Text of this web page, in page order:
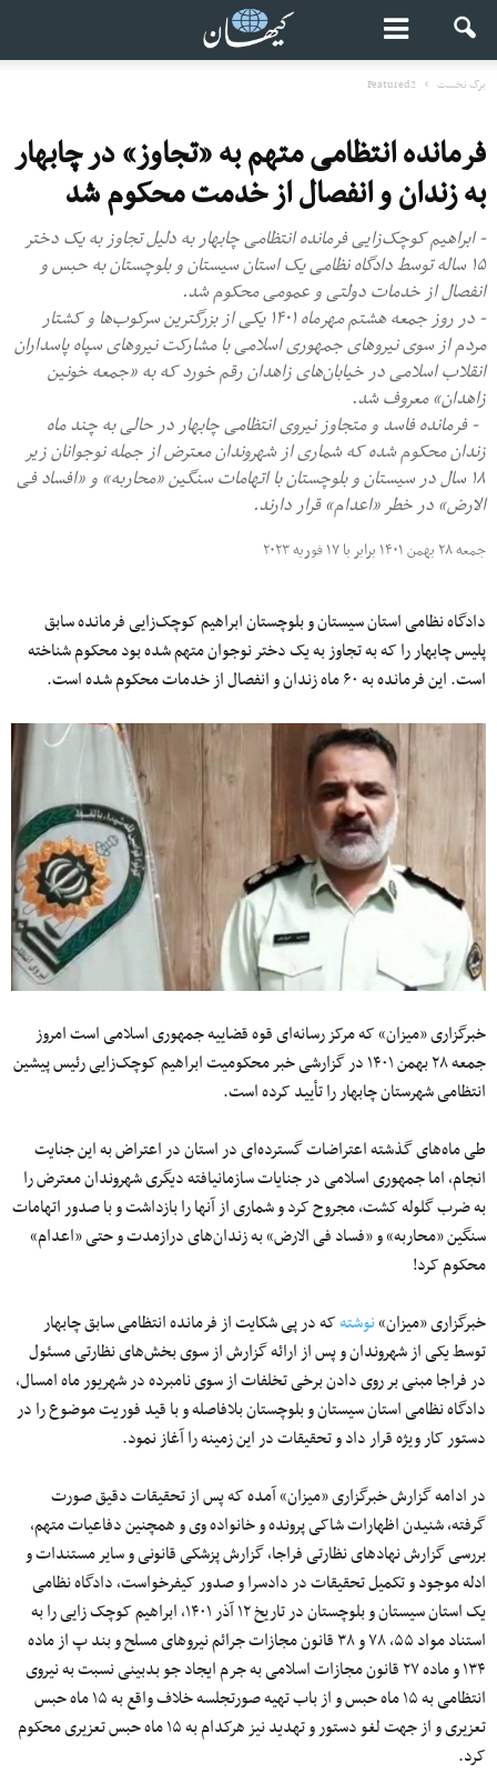
برگ نخست Featured2
فرمانده انتظامی متهم به «تجاوز» در چابهار
به زندان و انفصال از خدمت محکوم شد
- ابراهیم کوچک‌زایی فرمانده انتظامی چابهار به دلیل تجاوز به یک دختر
۱۵ ساله توسط دادگاه نظامی یک استان سیستان و بلوچستان به حبس و
انفصال از خدمات دولتی و عمومی محکوم شد.
- در روز جمعه هشتم مهرماه ۱۴۰۱ یکی از بزرگترین سرکوب‌ها و کشتار
مردم از سوی نیروهای جمهوری اسلامی با مشارکت نیروهای سپاه پاسداران
انقلاب اسلامی در خیابان‌های زاهدان رقم خورد که به «جمعه خونین
زاهدان» معروف شد.
- فرمانده فاسد و متجاوز نیروی انتظامی چابهار در حالی به چند ماه
زندان محکوم شده که شماری از شهروندان معترض از جمله نوجوانان زیر
۱۸ سال در سیستان و بلوچستان با اتهامات سنگین «محاربه» و «افساد فی
الارض» در خطر «اعدام» قرار دارند.
جمعه ۲۸ بهمن ۱۴۰۱ برابر با ۱۷ فوریه ۲۰۲۳
دادگاه نظامی استان سیستان و بلوچستان ابراهیم کوچک‌زایی فرمانده سابق
پلیس چابهار را که به تجاوز به یک دختر نوجوان متهم شده بود محکوم شناخته
است. این فرمانده به ۶۰ ماه زندان و انفصال از خدمات محکوم شده است.
خبرگزاری «میزان» که مرکز رسانه‌ای قوه قضاییه جمهوری اسلامی است امروز
جمعه ۲۸ بهمن ۱۴۰۱ در گزارشی خبر محکومیت ابراهیم کوچک‌زایی رئیس پیشین
انتظامی شهرستان چابهار را تأیید کرده است.
طی ماه‌های گذشته اعتراضات گسترده‌ای در استان در اعتراض به این جنایت
انجام، اما جمهوری اسلامی در جنایات سازمانیافته دیگری شهروندان معترض را
به ضرب گلوله کشت، مجروح کرد و شماری از آنها را بازداشت و با صدور اتهامات
سنگین «محاربه» و «فساد فی الارض» به زندان‌های درازمدت و حتی «اعدام»
محکوم کرد!
خبرگزاری «میزان»نوشتهکه در پی شکایت از فرمانده انتظامی سابق چابهار
توسط یکی از شهروندان و پس از ارائه گزارش از سوی بخش‌های نظارتی مسئول
در فراجا مبنی بر روی دادن برخی تخلفات از سوی نامبرده در شهریور ماه امسال،
دادگاه نظامی استان سیستان و بلوچستان بلافاصله و با قید فوریت موضوع را در
دستور کار ویژه قرار داد و تحقیقات در این زمینه را آغاز نمود.
در ادامه گزارش خبرگزاری «میزان» آمده که پس از تحقیقات دقیق صورت
گرفته، شنیدن اظهارات شاکی پرونده و خانواده وی و همچنین دفاعیات متهم،
بررسی گزارش نهادهای نظارتی فراجا، گزارش پزشکی قانونی و سایر مستندات و
ادله موجود و تکمیل تحقیقات در دادسرا و صدور کیفرخواست، دادگاه نظامی
یک استان سیستان و بلوچستان در تاریخ ۱۲ آذر ۱۴۰۱، ابراهیم کوچک زایی را به
استناد مواد ۵۵، ۷۸ و ۳۸ قانون مجازات جرائم نیروهای مسلح و بند پ از ماده
۱۳۴ و ماده ۲۷ قانون مجازات اسلامی به جرم ایجاد جو بدبینی نسبت به نیروی
انتظامی به ۱۵ ماه حبس و از باب تهیه صورتجلسه خلاف واقع به ۱۵ ماه حبس
تعزیری و از جهت لغو دستور و تهدید نیز هرکدام به ۱۵ ماه حبس تعزیری محکوم
کرد.